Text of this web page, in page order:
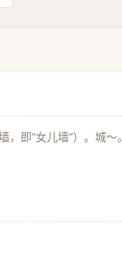
即“女儿墙”）。城～。